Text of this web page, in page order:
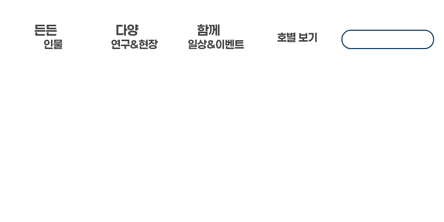
든든 한
인물
다양 한
연구&현장
함께 한
일상&이벤트
호별 보기